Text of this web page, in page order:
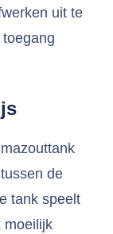
uit te
de
tank speelt
moeilijk